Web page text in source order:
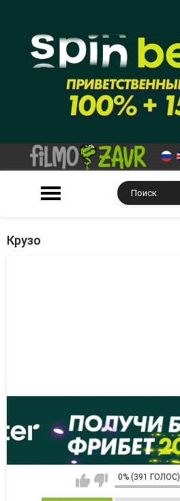
Крузо
0% (391 ГОЛОС)